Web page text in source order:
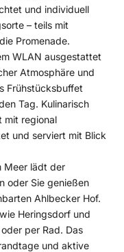
und individuell
– teils mit
Promenade.
WLAN ausgestattet
Atmosphäre und
Frühstücksbuffet
Tag. Kulinarisch
mit regional
und serviert mit Blick
Meer lädt der
oder Sie genießen
Ahlbecker Hof.
Heringsdorf und
per Rad. Das
und aktive